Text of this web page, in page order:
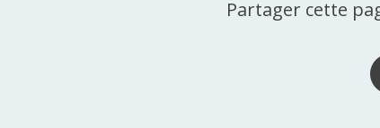
Partager cette